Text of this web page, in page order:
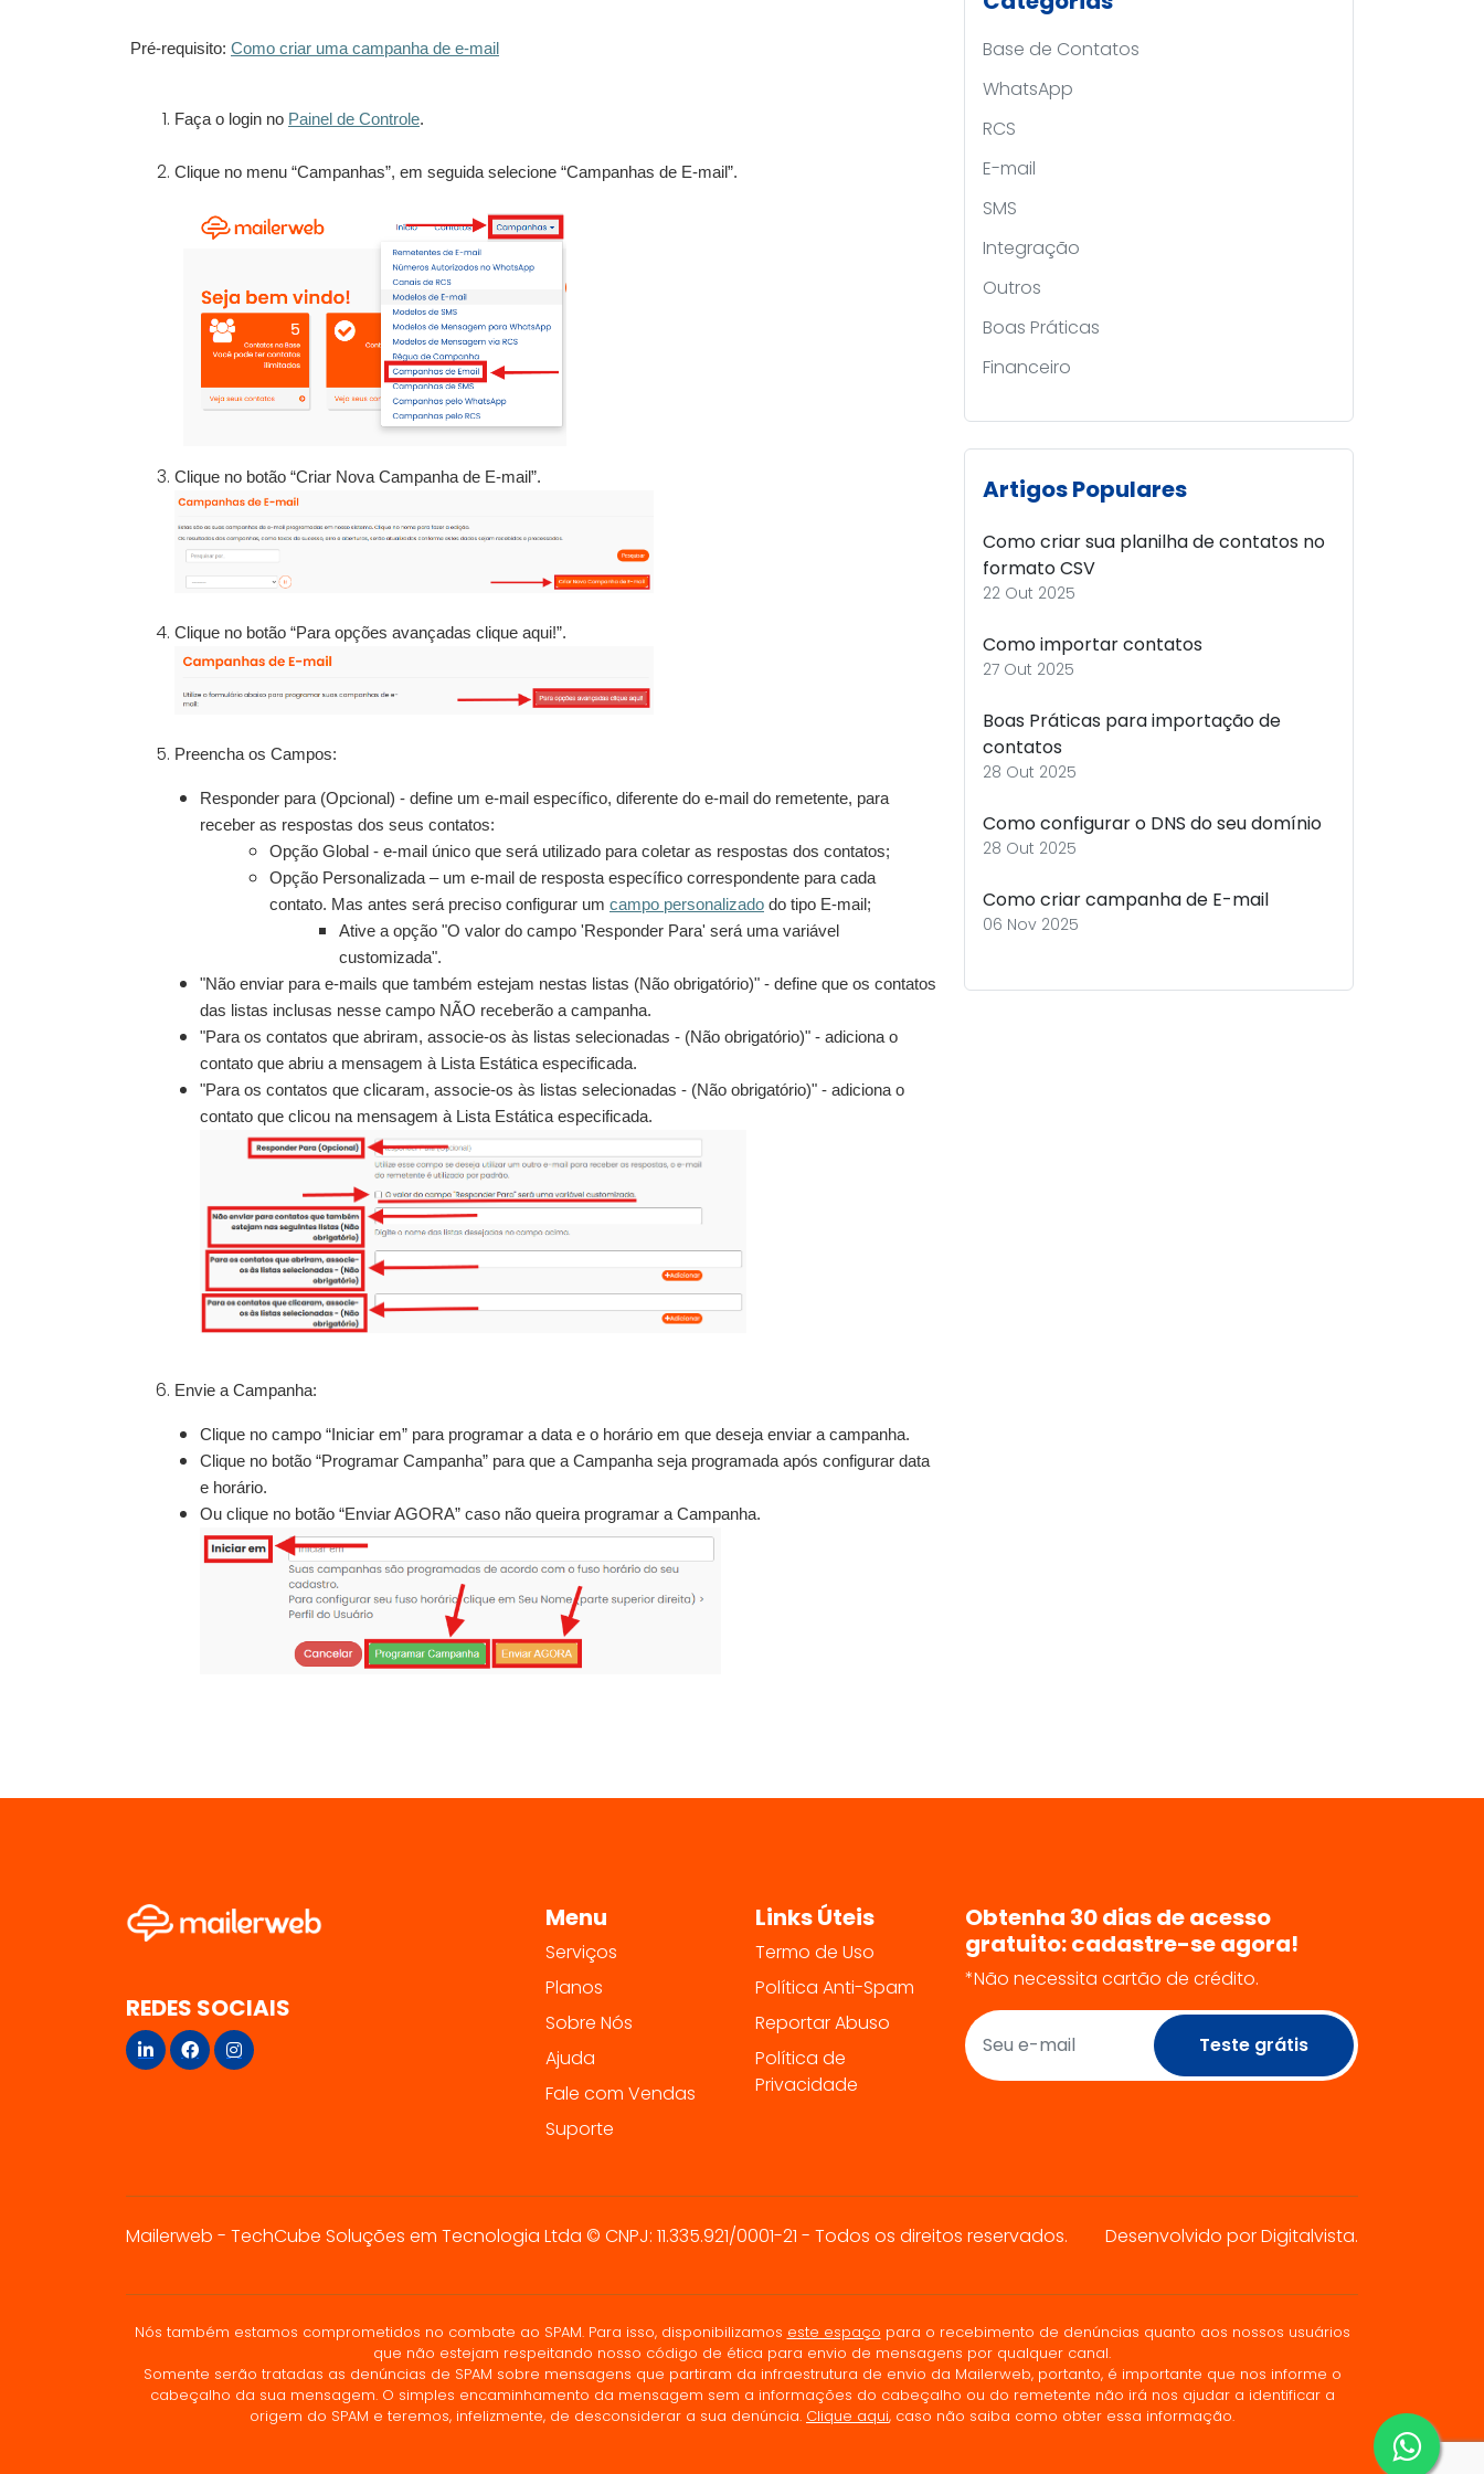
Pré-requisito: Como criar uma campanha de e-mail
Faça o login no Painel de Controle.
Clique no menu “Campanhas”, em seguida selecione “Campanhas de E-mail”.
Clique no botão “Criar Nova Campanha de E-mail”.
Clique no botão “Para opções avançadas clique aqui!”.
Preencha os Campos:
Responder para (Opcional) - define um e-mail específico, diferente do e-mail do remetente, para
receber as respostas dos seus contatos:
Opção Global - e-mail único que será utilizado para coletar as respostas dos contatos;
Opção Personalizada – um e-mail de resposta específico correspondente para cada
contato. Mas antes será preciso configurar um campo personalizado do tipo E-mail;
Ative a opção "O valor do campo 'Responder Para' será uma variável
customizada".
"Não enviar para e-mails que também estejam nestas listas (Não obrigatório)" - define que os contatos
das listas inclusas nesse campo NÃO receberão a campanha.
"Para os contatos que abriram, associe-os às listas selecionadas - (Não obrigatório)" - adiciona o
contato que abriu a mensagem à Lista Estática especificada.
"Para os contatos que clicaram, associe-os às listas selecionadas - (Não obrigatório)" - adiciona o
contato que clicou na mensagem à Lista Estática especificada.
Envie a Campanha:
Clique no campo “Iniciar em” para programar a data e o horário em que deseja enviar a campanha.
Clique no botão “Programar Campanha” para que a Campanha seja programada após configurar data
e horário.
Ou clique no botão “Enviar AGORA” caso não queira programar a Campanha.
Base de Contatos
WhatsApp
RCS
E-mail
SMS
Integração
Outros
Boas Práticas
Financeiro
Artigos Populares
Como criar sua planilha de contatos no
formato CSV
22 Out 2025
Como importar contatos
27 Out 2025
Boas Práticas para importação de
contatos
28 Out 2025
Como configurar o DNS do seu domínio
28 Out 2025
Como criar campanha de E-mail
06 Nov 2025
REDES SOCIAIS
Menu
Serviços
Planos
Sobre Nós
Ajuda
Fale com Vendas
Suporte
Links Úteis
Termo de Uso
Política Anti-Spam
Reportar Abuso
Política de
Privacidade
Obtenha 30 dias de acesso
gratuito: cadastre-se agora!
*Não necessita cartão de crédito.
Teste grátis
Mailerweb - TechCube Soluções em Tecnologia Ltda © CNPJ: 11.335.921/0001-21 - Todos os direitos reservados. Desenvolvido por Digitalvista.
Nós também estamos comprometidos no combate ao SPAM. Para isso, disponibilizamos este espaço para o recebimento de denúncias quanto aos nossos usuários
que não estejam respeitando nosso código de ética para envio de mensagens por qualquer canal.
Somente serão tratadas as denúncias de SPAM sobre mensagens que partiram da infraestrutura de envio da Mailerweb, portanto, é importante que nos informe o
cabeçalho da sua mensagem. O simples encaminhamento da mensagem sem a informações do cabeçalho ou do remetente não irá nos ajudar a identificar a
origem do SPAM e teremos, infelizmente, de desconsiderar a sua denúncia. Clique aqui, caso não saiba como obter essa informação.